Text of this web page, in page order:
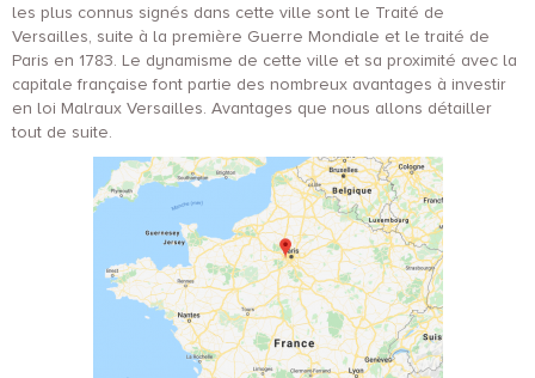
les plus connus signés dans cette ville sont le Traité de
Versailles, suite à la première Guerre Mondiale et le traité de
Paris en 1783. Le dynamisme de cette ville et sa proximité avec la
capitale française font partie des nombreux avantages à investir
en loi Malraux Versailles. Avantages que nous allons détailler
tout de suite.